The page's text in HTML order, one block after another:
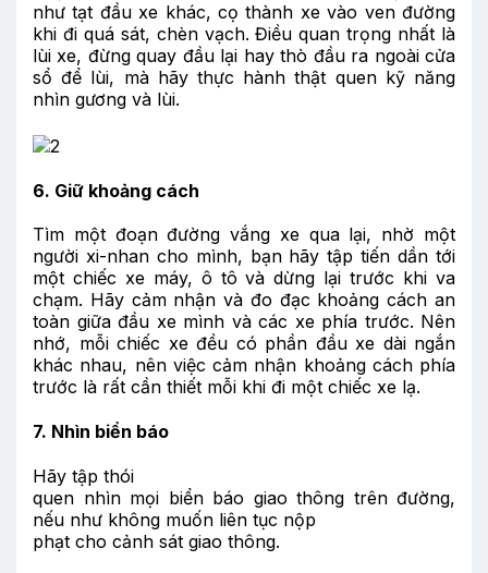
như tạt đầu xe khác, cọ thành xe vào ven đường
khi đi quá sát, chèn vạch. Điều quan trọng nhất là
lùi xe, đừng quay đầu lại hay thò đầu ra ngoài cửa
sổ để lùi, mà hãy thực hành thật quen kỹ năng
nhìn gương và lùi.
6. Giữ khoảng cách
Tìm một đoạn đường vắng xe qua lại, nhờ một
người xi-nhan cho mình, bạn hãy tập tiến dần tới
một chiếc xe máy, ô tô và dừng lại trước khi va
chạm. Hãy cảm nhận và đo đạc khoảng cách an
toàn giữa đầu xe mình và các xe phía trước. Nên
nhớ, mỗi chiếc xe đều có phần đầu xe dài ngắn
khác nhau, nên việc cảm nhận khoảng cách phía
trước là rất cần thiết mỗi khi đi một chiếc xe lạ.
7. Nhìn biển báo
Hãy tập thói
quen nhìn mọi biển báo giao thông trên đường,
nếu như không muốn liên tục nộp
phạt cho cảnh sát giao thông.